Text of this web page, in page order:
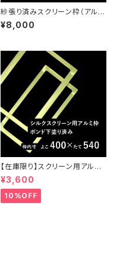
紗張り済みスクリーン枠（アルミ
枠）40センチ×50センチ
¥8,000
【在庫限り】スクリーン用アルミ
枠（ボンド下塗り済）40センチ×
54センチ
¥3,600
10%OFF